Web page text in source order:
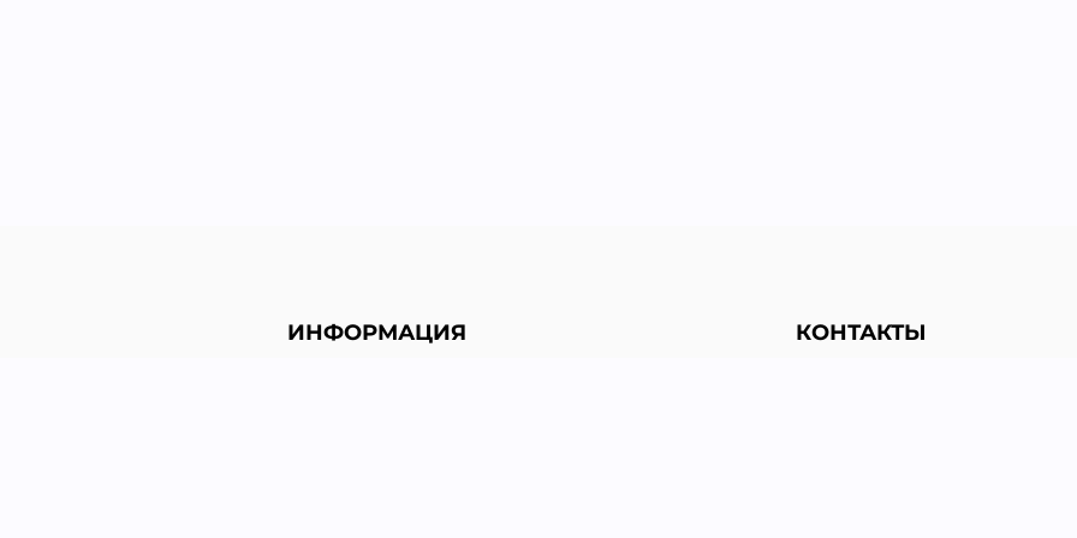
ИНФОРМАЦИЯ КОНТАКТЫ